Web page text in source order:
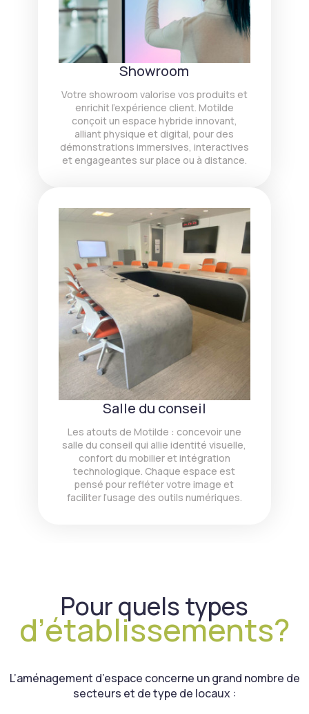
Showroom
Votre showroom valorise vos produits et
enrichit l’expérience client. Motilde
conçoit un espace hybride innovant,
alliant physique et digital, pour des
démonstrations immersives, interactives
et engageantes sur place ou à distance.
Salle du conseil
Les atouts de Motilde : concevoir une
salle du conseil qui allie identité visuelle,
confort du mobilier et intégration
technologique. Chaque espace est
pensé pour refléter votre image et
faciliter l’usage des outils numériques.
Pour quels types
d’établissements?
L’aménagement d’espace concerne un grand nombre de
secteurs et de type de locaux :